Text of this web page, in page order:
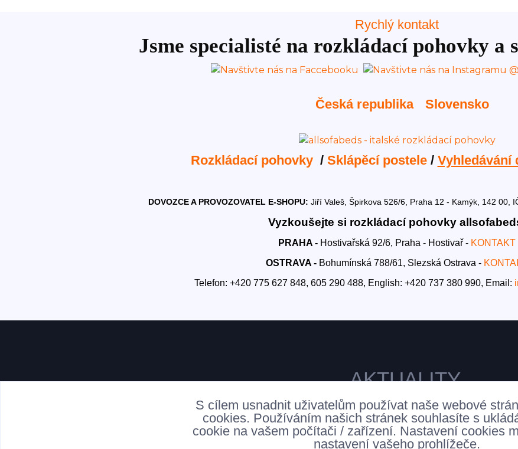
Rychlý kontakt
Jsme specialisté na rozkládací pohovky a
Česká republika Slovensko
Rozkládací pohovky / Sklápěcí postele/ Vyhledávání
DOVOZCE A PROVOZOVATEL E-SHOPU: Jiří Valeš, Špirkova 526/6, Praha 12 - Kamýk, 142 00,
Vyzkoušejte si rozkládací pohovky
PRAHA - Hostivařská 92/6, Praha - Hostivař - KONTAKT
OSTRAVA - Bohumínská 788/61, Slezská Ostrava -
Telefon: +420 775 627 848, 605 290 488, English: +420 737 380 990, Email:
AKTUALITY
S cílem usnadnit uživatelům používat naše webové
cookies. Používáním našich stránek souhlasíte s
cookie na vašem počítači / zařízení. Nastavení cookies
nastavení vašeho prohlížeče.